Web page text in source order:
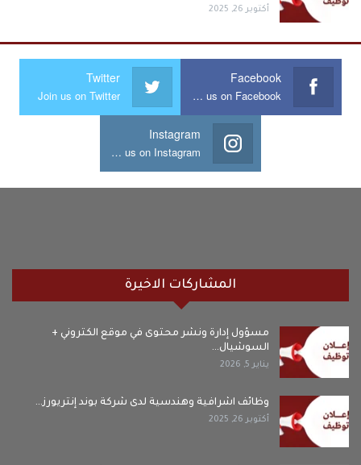
أكتوبر 26, 2025
Facebook
Join us on Facebook
Twitter
Join us on Twitter
Instagram
Join us on Instagram
المشاركات الاخيرة
مسؤول إدارة ونشر محتوى في موقع الكتروني +
السوشيال…
يناير 5, 2026
وظائف اشرافية وهندسية لدى شركة بوند إنتريورز…
أكتوبر 26, 2025